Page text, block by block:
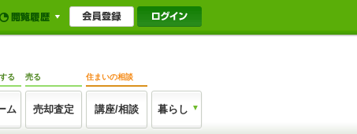
る
ム
売る
売却査定
住まいの相談
講座/相談 暮らし